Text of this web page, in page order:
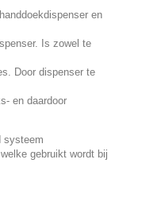
en
Is zowel te
Door dispenser te
en daardoor
systeem
gebruikt wordt bij